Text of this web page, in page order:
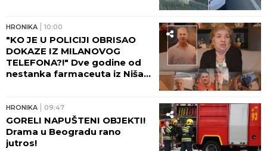
HRONIKA 10:00
"KO JE U POLICIJI OBRISAO
DOKAZE IZ MILANOVOG
TELEFONA?!" Dve godine od
nestanka farmaceuta iz Niša,
HRONIKA 09:47
GORELI NAPUŠTENI OBJEKTI!
Drama u Beogradu rano
jutros!